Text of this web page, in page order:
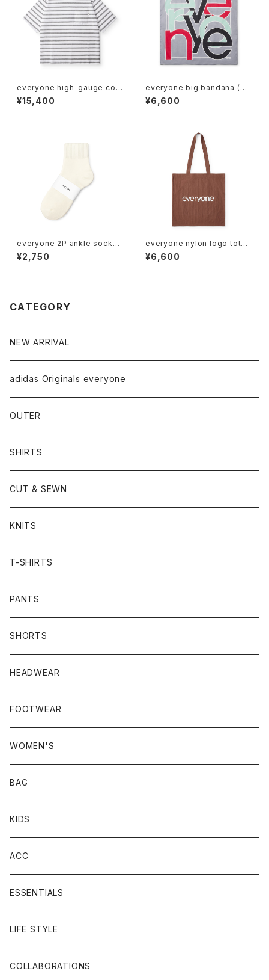
everyone high-gauge cott
on border short sleeve te
e shirt (WHITE×GRAY)
¥15,400
everyone big bandana (GR
AY)
¥6,600
everyone 2P ankle socks
(WHITE)
¥2,750
everyone nylon logo tote
bag (BROWN)
¥6,600
CATEGORY
NEW ARRIVAL
adidas Originals everyone
OUTER
SHIRTS
CUT & SEWN
KNITS
T-SHIRTS
PANTS
SHORTS
HEADWEAR
FOOTWEAR
WOMEN'S
BAG
KIDS
ACC
ESSENTIALS
LIFE STYLE
COLLABORATIONS